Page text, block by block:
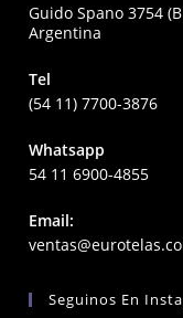
Guido Spano 3754
Argentina
Tel
(54 11) 7700-3876
Whatsapp
54 11 6900-4855
Email:
Seguinos En